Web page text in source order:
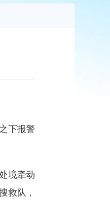
下报警
境牵动
救队，